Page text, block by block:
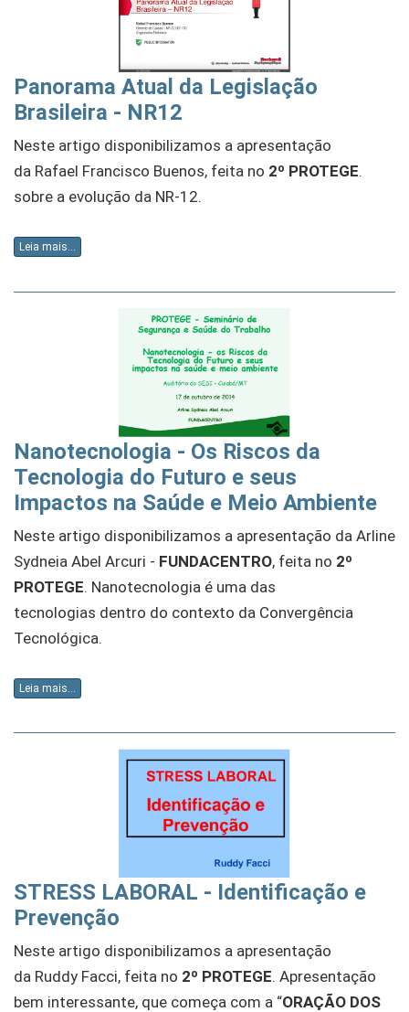
Panorama Atual da Legislação
Brasileira - NR12
Neste artigo disponibilizamos a apresentação
da Rafael Francisco Buenos, feita no 2º PROTEGE.
sobre a evolução da NR-12.
Leia mais...
Nanotecnologia - Os Riscos da
Tecnologia do Futuro e seus
Impactos na Saúde e Meio Ambiente
Neste artigo disponibilizamos a apresentação da Arline
Sydneia Abel Arcuri - FUNDACENTRO, feita no 2º
PROTEGE. Nanotecnologia é uma das
tecnologias dentro do contexto da Convergência
Tecnológica.
Leia mais...
STRESS LABORAL - Identificação e
Prevenção
Neste artigo disponibilizamos a apresentação
da Ruddy Facci, feita no 2º PROTEGE. Apresentação
bem interessante, que começa com a “ORAÇÃO DOS